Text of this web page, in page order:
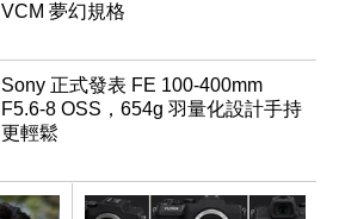
VCM 夢幻規格
Sony 正式發表 FE 100-400mm
F5.6-8 OSS，654g 羽量化設計手持
更輕鬆